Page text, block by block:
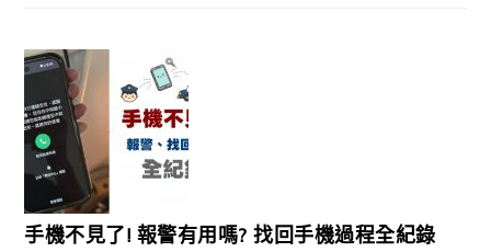
手機不見了! 報警有用嗎? 找回手機過程全紀錄